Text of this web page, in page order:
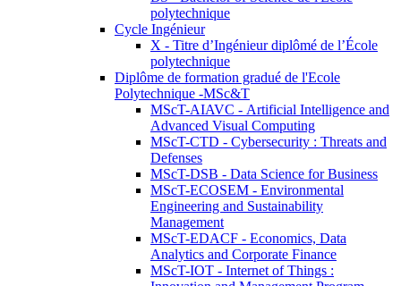
polytechnique
Cycle Ingénieur
X - Titre d’Ingénieur diplômé de l’École
polytechnique
Diplôme de formation gradué de l'Ecole
Polytechnique -MSc&T
MScT-AIAVC - Artificial Intelligence and
Advanced Visual Computing
MScT-CTD - Cybersecurity : Threats and
Defenses
MScT-DSB - Data Science for Business
MScT-ECOSEM - Environmental
Engineering and Sustainability
Management
MScT-EDACF - Economics, Data
Analytics and Corporate Finance
MScT-IOT - Internet of Things :